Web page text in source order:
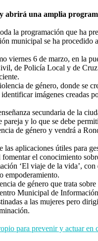
una amplia
la programación que ha
municipal se ha
viernes 6 de marzo, en la
de Policía Local y de
de género, donde se
imágenes creadas
secundaria de la
y lo que se debe
de género y vendrá a
aplicaciones útiles
el conocimiento
‘El viaje de la vida’,
empoderamiento.
de género que trata
Municipal de
a las mujeres pero
para prevenir y actuar en